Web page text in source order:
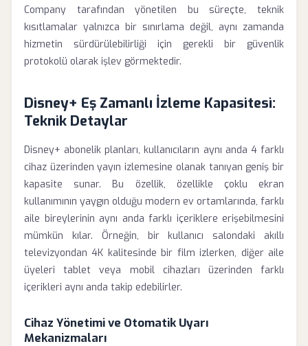
Company tarafından yönetilen bu süreçte, teknik
kısıtlamalar yalnızca bir sınırlama değil, aynı zamanda
hizmetin sürdürülebilirliği için gerekli bir güvenlik
protokolü olarak işlev görmektedir.
Disney+ Eş Zamanlı İzleme Kapasitesi:
Teknik Detaylar
Disney+ abonelik planları, kullanıcıların aynı anda 4 farklı
cihaz üzerinden yayın izlemesine olanak tanıyan geniş bir
kapasite sunar. Bu özellik, özellikle çoklu ekran
kullanımının yaygın olduğu modern ev ortamlarında, farklı
aile bireylerinin aynı anda farklı içeriklere erişebilmesini
mümkün kılar. Örneğin, bir kullanıcı salondaki akıllı
televizyondan 4K kalitesinde bir film izlerken, diğer aile
üyeleri tablet veya mobil cihazları üzerinden farklı
içerikleri aynı anda takip edebilirler.
Cihaz Yönetimi ve Otomatik Uyarı
Mekanizmaları